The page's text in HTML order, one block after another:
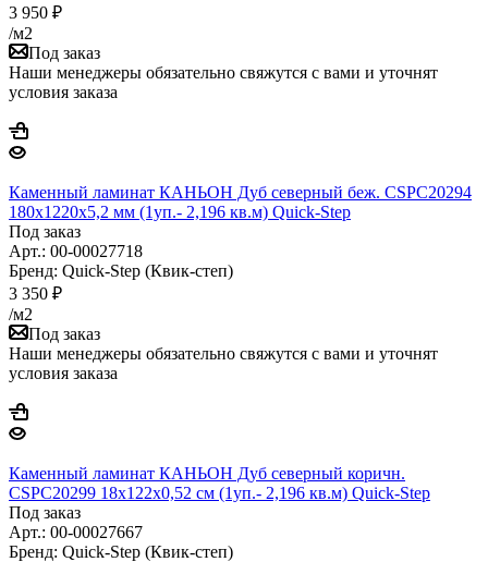
3 950 ₽
/м2
Под заказ
Наши менеджеры обязательно свяжутся с вами и уточнят
условия заказа
Каменный ламинат КАНЬОН Дуб северный беж. CSPC20294
180х1220х5,2 мм (1уп.- 2,196 кв.м) Quick-Step
Под заказ
Арт.: 00-00027718
Бренд: Quick-Step (Квик-степ)
3 350 ₽
/м2
Под заказ
Наши менеджеры обязательно свяжутся с вами и уточнят
условия заказа
Каменный ламинат КАНЬОН Дуб северный коричн.
CSPC20299 18х122х0,52 см (1уп.- 2,196 кв.м) Quick-Step
Под заказ
Арт.: 00-00027667
Бренд: Quick-Step (Квик-степ)